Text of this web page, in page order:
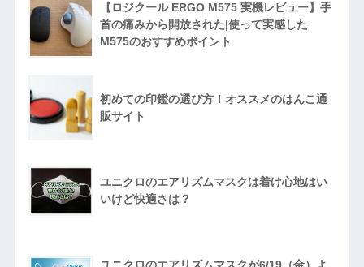
【ロジクール ERGO M575 実機レビュー】手
首の痛みから開放された|使って実感した
M575のおすすめポイント
初めての印鑑の選び方！オススメのはんこ通
販サイト
ユニクロのエアリズムマスクは着け心地はい
いけど快適さは？